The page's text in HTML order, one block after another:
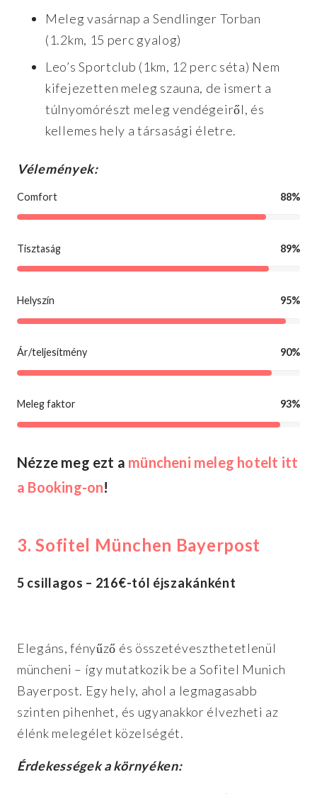
Meleg vasárnap a Sendlinger Torban
(1.2km, 15 perc gyalog)
Leo’s Sportclub (1km, 12 perc séta) Nem
kifejezetten meleg szauna, de ismert a
túlnyomórészt meleg vendégeiről, és
kellemes hely a társasági életre.
Vélemények:
Comfort 88%
Tisztaság 89%
Helyszín 95%
Ár/teljesítmény 90%
Meleg faktor 93%
Nézze meg ezt a müncheni meleg hotelt itt
a Booking-on!
3. Sofitel München Bayerpost
5 csillagos – 216€-tól éjszakánként
Elegáns, fényűző és összetéveszthetetlenül
müncheni – így mutatkozik be a Sofitel Munich
Bayerpost. Egy hely, ahol a legmagasabb
szinten pihenhet, és ugyanakkor élvezheti az
élénk melegélet közelségét.
Érdekességek a környéken: